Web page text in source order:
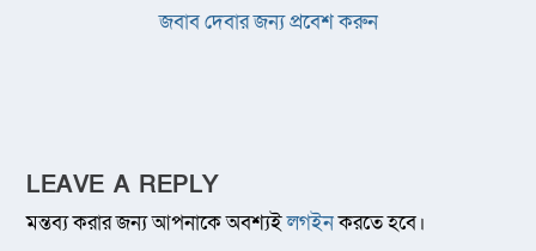
জবাব দেবার জন্য প্রবেশ করুন
LEAVE A REPLY
মন্তব্য করার জন্য আপনাকে অবশ্যইলগইনকরতে হবে।